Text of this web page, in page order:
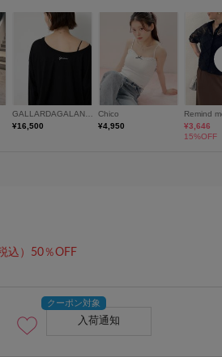
込）50％OFF
入荷通知